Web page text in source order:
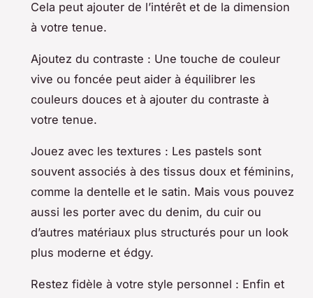
Cela peut ajouter de l’intérêt et de la dimension
à votre tenue.
Ajoutez du contraste : Une touche de couleur
vive ou foncée peut aider à équilibrer les
couleurs douces et à ajouter du contraste à
votre tenue.
Jouez avec les textures : Les pastels sont
souvent associés à des tissus doux et féminins,
comme la dentelle et le satin. Mais vous pouvez
aussi les porter avec du denim, du cuir ou
d’autres matériaux plus structurés pour un look
plus moderne et édgy.
Restez fidèle à votre style personnel : Enfin et